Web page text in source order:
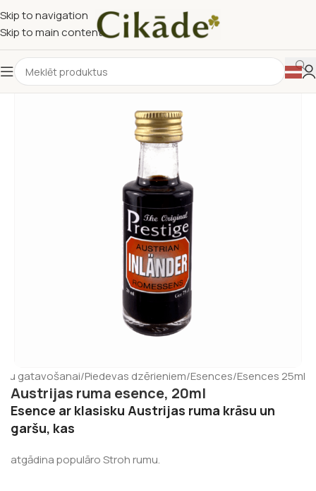
Skip to navigation
Skip to main content
gatavošanai/Piedevas dzērieniem/Esences/Esences 25ml
Austrijas ruma esence, 20ml
Esence ar klasisku Austrijas ruma krāsu un
garšu, kas
atgādina populāro Stroh rumu.